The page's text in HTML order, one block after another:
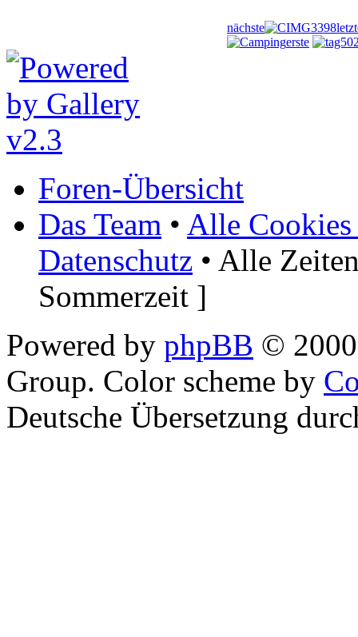
nächste
erste
Foren-Übersicht
Das Team • Alle Cookies
Datenschutz • Alle
Sommerzeit ]
Powered by phpBB ©
Group. Color scheme by
Deutsche Übersetzung